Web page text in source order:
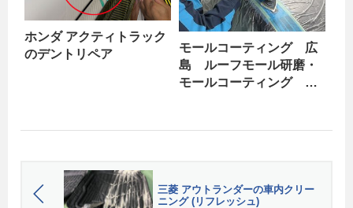
ホンダ アクティトラック
のデントリペア
モールコーティング 広
島 ルーフモール研磨・
モールコーティング
三菱 アウトランダーの車内クリー
ニング (リフレッシュ)